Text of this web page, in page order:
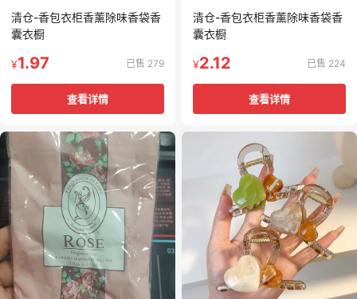
清仓-香包衣柜香薰除味香袋香
囊衣橱
¥1.97 已售 279
查看详情
清仓-香包衣柜香薰除味香袋香
囊衣橱
¥2.12 已售 224
查看详情